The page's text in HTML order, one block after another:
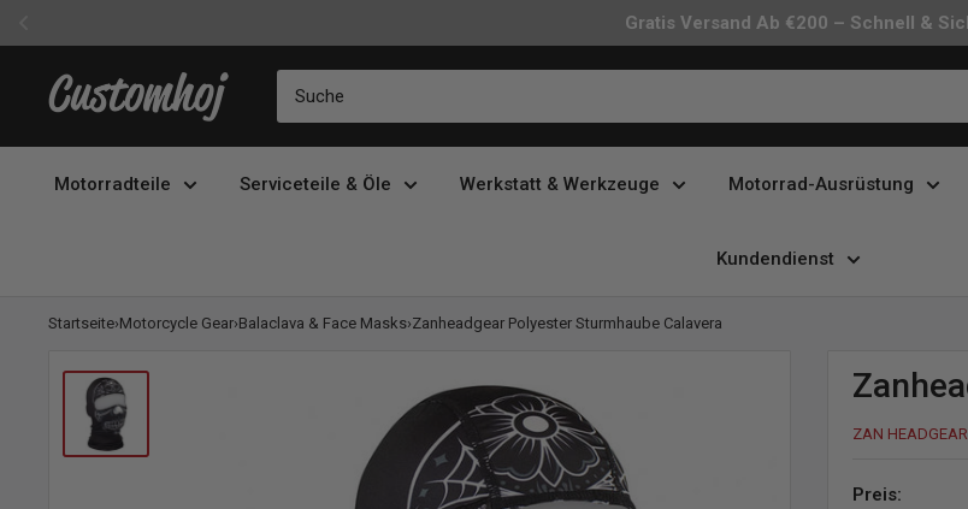
Gratis Versand Ab €200 – Schnell &
Customhoj
Motorradteile Serviceteile & Öle Werkstatt & Werkzeuge Motorrad-Ausrüstung
Kundendienst
Startseite›Motorcycle Gear›Balaclava & Face Masks›Zanheadgear Polyester Sturmhaube Calavera
ZAN HEADGEAR
Preis: